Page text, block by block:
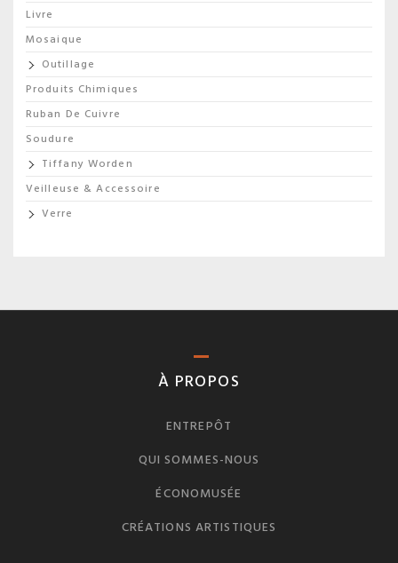
Livre
Mosaique
Outillage
Produits Chimiques
Ruban De Cuivre
Soudure
Tiffany Worden
Veilleuse & Accessoire
Verre
À PROPOS
ENTREPÔT
QUI SOMMES-NOUS
ÉCONOMUSÉE
CRÉATIONS ARTISTIQUES